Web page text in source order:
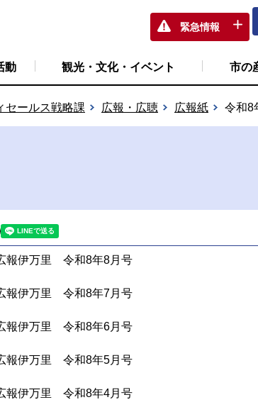
緊急情報
動 観光・文化・イベント 市の
セールス戦略課 広報・広聴 広報紙 令和8
報伊万里 令和8年8月号
報伊万里 令和8年7月号
報伊万里 令和8年6月号
報伊万里 令和8年5月号
報伊万里 令和8年4月号